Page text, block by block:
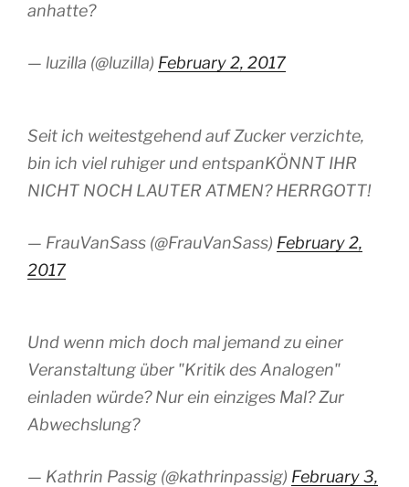
anhatte?
— luzilla (@luzilla) February 2, 2017
Seit ich weitestgehend auf Zucker verzichte,
bin ich viel ruhiger und entspanKÖNNT IHR
NICHT NOCH LAUTER ATMEN? HERRGOTT!
— FrauVanSass (@FrauVanSass) February 2,
2017
Und wenn mich doch mal jemand zu einer
Veranstaltung über "Kritik des Analogen"
einladen würde? Nur ein einziges Mal? Zur
Abwechslung?
— Kathrin Passig (@kathrinpassig) February 3,